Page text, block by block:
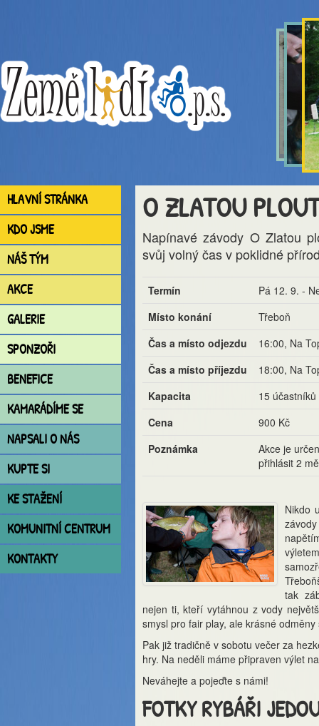
HLAVNÍ STRÁNKA
KDO JSME
NÁŠ TÝM
AKCE
GALERIE
SPONZOŘI
BENEFICE
KAMARÁDÍME SE
NAPSALI O NÁS
KUPTE SI
KE STAŽENÍ
KOMUNITNÍ CENTRUM
KONTAKTY
O ZLATOU
Napínavé závody O Zlatou
svůj volný čas v poklidné
Termín
Pá 12. 9. -
Místo konání
Třeboň
Čas a místo odjezdu
16:00, Na
Čas a místo příjezdu
18:00, Na
Kapacita
15 účastníků
Cena
900 Kč
Poznámka
Akce je
přihlásit 2
Nikdo
tak
nejen ti, kteří vytáhnou z vody
smysl pro fair play, ale krásné
Pak již tradičně v sobotu večer za
hry. Na neděli máme připraven výlet
Neváhejte a pojeďte s námi!
FOTKY RYBÁŘI